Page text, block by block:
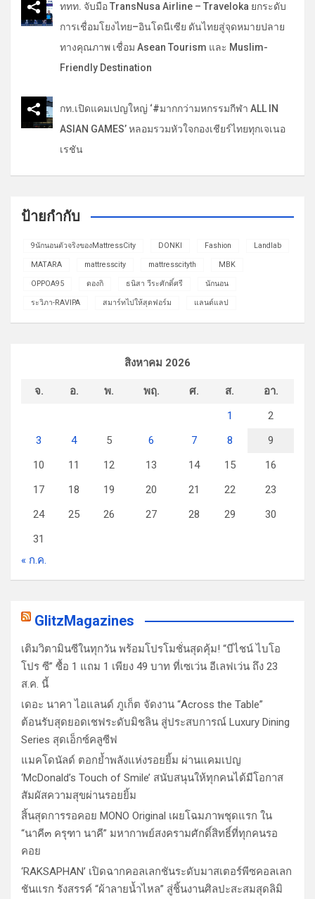
ททท. จับมือ TransNusa Airline – Traveloka ยกระดับ
การเชื่อมโยงไทย–อินโดนีเซีย ดันไทยสู่จุดหมายปลาย
ทางคุณภาพ เชื่อม Asean Tourism และ Muslim-
Friendly Destination
กท.เปิดแคมเปญใหญ่ ‘#มากกว่ามหกรรมกีฬา ALL IN
ASIAN GAMES’ หลอมรวมหัวใจกองเชียร์ไทยทุกเจเนอ
เรชัน
ป้ายกำกับ
9นักนอนตัวจริงของMattressCity DONKI Fashion Landlab
MATARA mattresscity mattresscityth MBK
OPPOA95 ดองกิ ธนิสา วีระศักดิ์ศรี นักนอน
ระวิภา-RAVIPA สมาร์ทไปให้สุดฟอร์ม แลนด์แลป
สิงหาคม 2026
จ. อ. พ. พฤ. ศ. ส.
อา.
1
2
3
4 5 6 7 8
9
10
11 12 13 14 15
16
17
18 19 20 21 22
23
24
25 26 27 28 29
30
31
« ก.ค.
GlitzMagazines
เติมวิตามินซีในทุกวัน พร้อมโปรโมชั่นสุดคุ้ม! “บีไชน์ ไบโอ
โปร ซี” ซื้อ 1 แถม 1 เพียง 49 บาท ที่เซเว่น อีเลฟเว่น ถึง 23
ส.ค. นี้
เดอะ นาคา ไอแลนด์ ภูเก็ต จัดงาน “Across the Table”
ต้อนรับสุดยอดเชฟระดับมิชลิน สู่ประสบการณ์ Luxury Dining
Series สุดเอ็กซ์คลูซีฟ
แมคโดนัลด์ ตอกย้ำพลังแห่งรอยยิ้ม ผ่านแคมเปญ
‘McDonald’s Touch of Smile’ สนับสนุนให้ทุกคนได้มีโอกาส
สัมผัสความสุขผ่านรอยยิ้ม
สิ้นสุดการรอคอย MONO Original เผยโฉมภาพชุดแรก ใน
“นาคี๓ ครุฑา นาคี” มหากาพย์สงครามศักดิ์สิทธิ์ที่ทุกคนรอ
คอย
‘RAKSAPHAN’ เปิดฉากคอลเลกชันระดับมาสเตอร์พีซคอลเลก
ชันแรก รังสรรค์ “ผ้าลายน้ำไหล” สู่ชิ้นงานศิลปะสะสมสุดลิมิ